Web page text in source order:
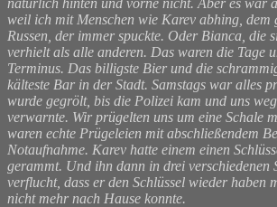
weil ich mit Menschen wie Karev abhing, dem
Russen, der immer spuckte. Oder Bianca, die
verhielt als alle anderen. Das waren die Tage
Terminus. Das billigste Bier und die
kälteste Bar in der Stadt. Samstags war alles
wurde gegrölt, bis die Polizei kam und uns
verwarnte. Wir prügelten uns um eine Schale
waren echte Prügeleien mit abschließendem
Notaufnahme. Karev hatte einem einen
gerammt. Und ihn dann in drei verschiedenen
verflucht, dass er den Schlüssel wieder haben
nicht mehr nach Hause konnte.